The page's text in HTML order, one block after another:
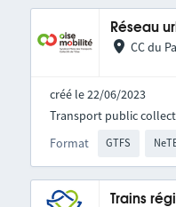
Réseau
CC du
créé le 22/06/2023
Format GTFS
Transport public
Trains